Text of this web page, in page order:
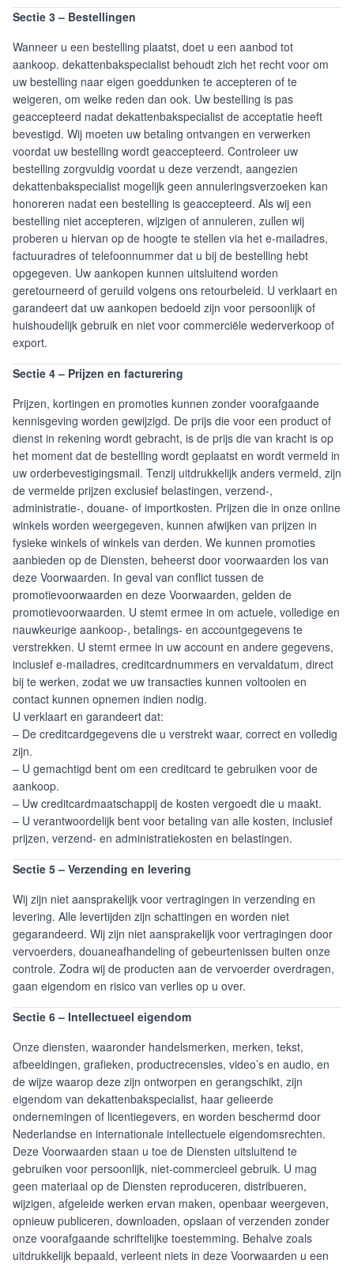
Sectie 3 – Bestellingen
Wanneer u een bestelling plaatst, doet u een aanbod tot
aankoop. dekattenbakspecialist behoudt zich het recht voor om
uw bestelling naar eigen goeddunken te accepteren of te
weigeren, om welke reden dan ook. Uw bestelling is pas
geaccepteerd nadat dekattenbakspecialist de acceptatie heeft
bevestigd. Wij moeten uw betaling ontvangen en verwerken
voordat uw bestelling wordt geaccepteerd. Controleer uw
bestelling zorgvuldig voordat u deze verzendt, aangezien
dekattenbakspecialist mogelijk geen annuleringsverzoeken kan
honoreren nadat een bestelling is geaccepteerd. Als wij een
bestelling niet accepteren, wijzigen of annuleren, zullen wij
proberen u hiervan op de hoogte te stellen via het e-mailadres,
factuuradres of telefoonnummer dat u bij de bestelling hebt
opgegeven. Uw aankopen kunnen uitsluitend worden
geretourneerd of geruild volgens ons retourbeleid. U verklaart en
garandeert dat uw aankopen bedoeld zijn voor persoonlijk of
huishoudelijk gebruik en niet voor commerciële wederverkoop of
export.
Sectie 4 – Prijzen en facturering
Prijzen, kortingen en promoties kunnen zonder voorafgaande
kennisgeving worden gewijzigd. De prijs die voor een product of
dienst in rekening wordt gebracht, is de prijs die van kracht is op
het moment dat de bestelling wordt geplaatst en wordt vermeld in
uw orderbevestigingsmail. Tenzij uitdrukkelijk anders vermeld, zijn
de vermelde prijzen exclusief belastingen, verzend-,
administratie-, douane- of importkosten. Prijzen die in onze online
winkels worden weergegeven, kunnen afwijken van prijzen in
fysieke winkels of winkels van derden. We kunnen promoties
aanbieden op de Diensten, beheerst door voorwaarden los van
deze Voorwaarden. In geval van conflict tussen de
promotievoorwaarden en deze Voorwaarden, gelden de
promotievoorwaarden. U stemt ermee in om actuele, volledige en
nauwkeurige aankoop-, betalings- en accountgegevens te
verstrekken. U stemt ermee in uw account en andere gegevens,
inclusief e-mailadres, creditcardnummers en vervaldatum, direct
bij te werken, zodat we uw transacties kunnen voltooien en
contact kunnen opnemen indien nodig.
U verklaart en garandeert dat:
– De creditcardgegevens die u verstrekt waar, correct en volledig
zijn.
– U gemachtigd bent om een creditcard te gebruiken voor de
aankoop.
– Uw creditcardmaatschappij de kosten vergoedt die u maakt.
– U verantwoordelijk bent voor betaling van alle kosten, inclusief
prijzen, verzend- en administratiekosten en belastingen.
Sectie 5 – Verzending en levering
Wij zijn niet aansprakelijk voor vertragingen in verzending en
levering. Alle levertijden zijn schattingen en worden niet
gegarandeerd. Wij zijn niet aansprakelijk voor vertragingen door
vervoerders, douaneafhandeling of gebeurtenissen buiten onze
controle. Zodra wij de producten aan de vervoerder overdragen,
gaan eigendom en risico van verlies op u over.
Sectie 6 – Intellectueel eigendom
Onze diensten, waaronder handelsmerken, merken, tekst,
afbeeldingen, grafieken, productrecensies, video’s en audio, en
de wijze waarop deze zijn ontworpen en gerangschikt, zijn
eigendom van dekattenbakspecialist, haar gelieerde
ondernemingen of licentiegevers, en worden beschermd door
Nederlandse en internationale intellectuele eigendomsrechten.
Deze Voorwaarden staan u toe de Diensten uitsluitend te
gebruiken voor persoonlijk, niet-commercieel gebruik. U mag
geen materiaal op de Diensten reproduceren, distribueren,
wijzigen, afgeleide werken ervan maken, openbaar weergeven,
opnieuw publiceren, downloaden, opslaan of verzenden zonder
onze voorafgaande schriftelijke toestemming. Behalve zoals
uitdrukkelijk bepaald, verleent niets in deze Voorwaarden u een